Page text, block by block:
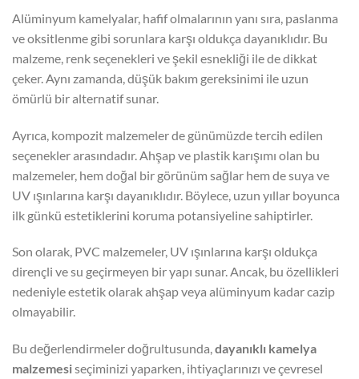
Alüminyum kamelyalar, hafif olmalarının yanı sıra, paslanma
ve oksitlenme gibi sorunlara karşı oldukça dayanıklıdır. Bu
malzeme, renk seçenekleri ve şekil esnekliği ile de dikkat
çeker. Aynı zamanda, düşük bakım gereksinimi ile uzun
ömürlü bir alternatif sunar.
Ayrıca, kompozit malzemeler de günümüzde tercih edilen
seçenekler arasındadır. Ahşap ve plastik karışımı olan bu
malzemeler, hem doğal bir görünüm sağlar hem de suya ve
UV ışınlarına karşı dayanıklıdır. Böylece, uzun yıllar boyunca
ilk günkü estetiklerini koruma potansiyeline sahiptirler.
Son olarak, PVC malzemeler, UV ışınlarına karşı oldukça
dirençli ve su geçirmeyen bir yapı sunar. Ancak, bu özellikleri
nedeniyle estetik olarak ahşap veya alüminyum kadar cazip
olmayabilir.
Bu değerlendirmeler doğrultusunda,dayanıklı kamelya
malzemesiseçiminizi yaparken, ihtiyaçlarınızı ve çevresel